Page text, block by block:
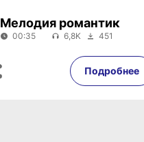
00:35
Мелодия романтик
00:35 6,8K 451
Подробнее